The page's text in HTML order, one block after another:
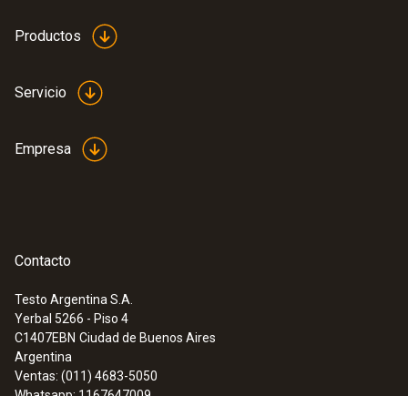
Productos
Servicio
Empresa
Contacto
Testo Argentina S.A.
Yerbal 5266 - Piso 4
C1407EBN Ciudad de Buenos Aires
Argentina
Ventas: (011) 4683-5050